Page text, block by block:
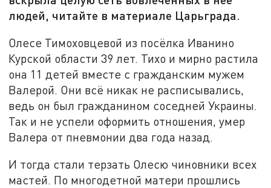
людей, читайте в материале Царьграда.
Олесе Тимоховцевой из посёлка Иванино
Курской области 39 лет. Тихо и мирно растила
она 11 детей вместе с гражданским мужем
Валерой. Они всё никак не расписывались,
ведь он был гражданином соседней Украины.
Так и не успели оформить отношения, умер
Валера от пневмонии два года назад.
И тогда стали терзать Олесю чиновники всех
мастей. По многодетной матери прошлись